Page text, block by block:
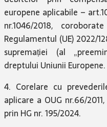
europene aplicabile –
nr.1046/2018,
Regulamentul (UE) 2022/
supremației (al
dreptului Uniunii Europene.
4. Corelare cu
aplicare a OUG nr.66/
prin HG nr. 195/2024.